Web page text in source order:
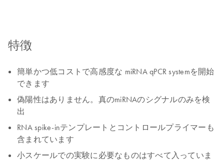
特徴
簡単かつ低コストで高感度な miRNA qPCR systemを開始
できます
偽陽性はありません。真のmiRNAのシグナルのみを検
出
RNA spike-inテンプレートとコントロールプライマーも
含まれています
小スケールでの実験に必要なものはすべて入っていま